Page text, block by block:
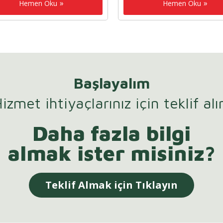
Hemen Oku Hemen Oku
Başlayalım
ihtiyaçlarınız için teklif
Daha fazla bilgi
almak ister misiniz?
Teklif Almak için Tıklayın